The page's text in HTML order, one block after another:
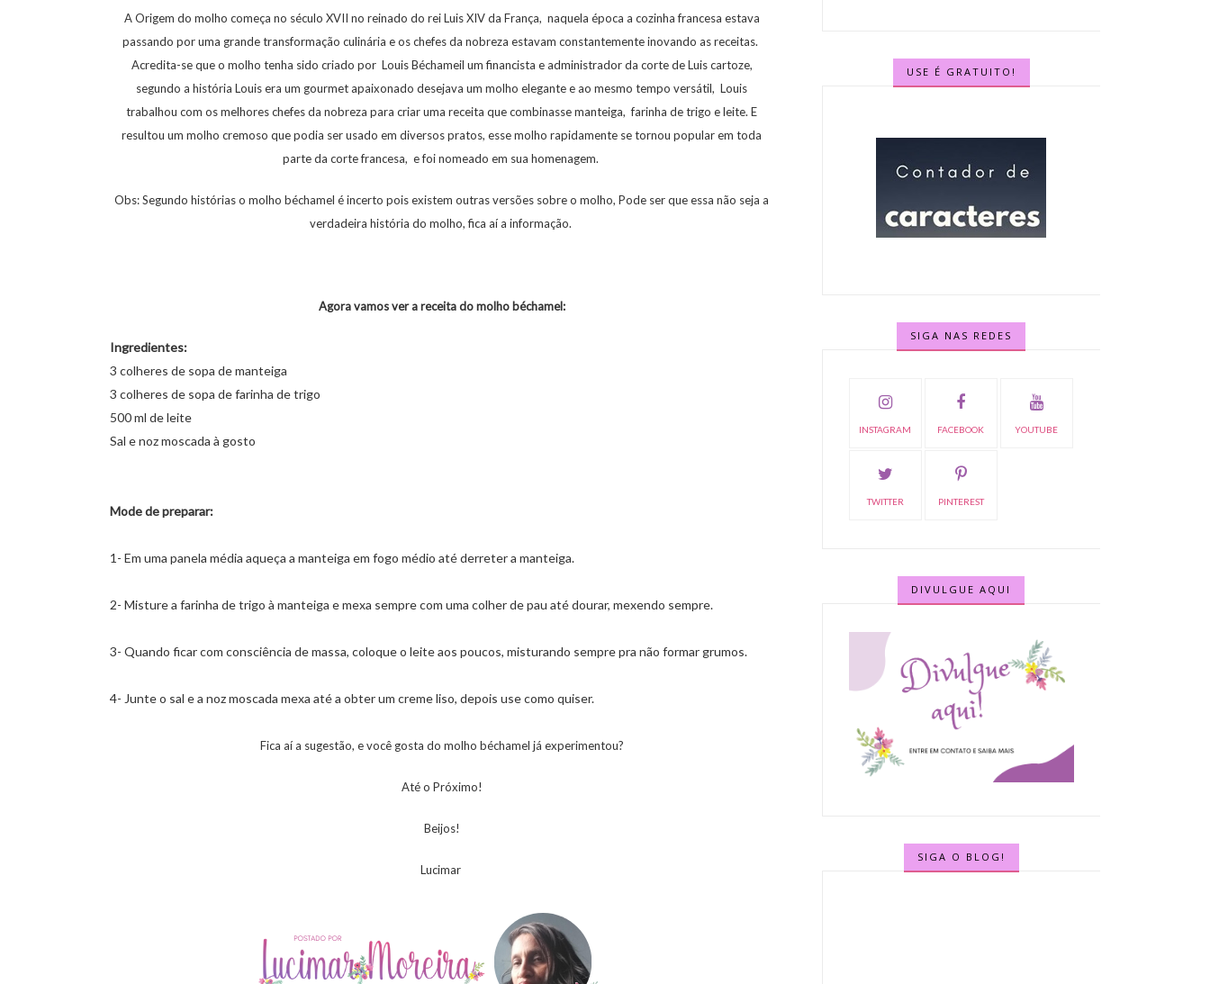
A Origem do molho começa no século XVII no reinado do rei Luis XIV da França, naquela época a cozinha francesa estava
passando por uma grande transformação culinária e os chefes da nobreza estavam constantemente inovando as receitas.
Acredita-se que o molho tenha sido criado por Louis Béchameil um financista e administrador da corte de Luis cartoze,
segundo a história Louis era um gourmet apaixonado desejava um molho elegante e ao mesmo tempo versátil, Louis
trabalhou com os melhores chefes da nobreza para criar uma receita que combinasse manteiga, farinha de trigo e leite. E
resultou um molho cremoso que podia ser usado em diversos pratos, esse molho rapidamente se tornou popular em toda
parte da corte francesa, e foi nomeado em sua homenagem.
Obs: Segundo histórias o molho béchamel é incerto pois existem outras versões sobre o molho, Pode ser que essa não seja a
verdadeira história do molho, fica aí a informação.
Agora vamos ver a receita do molho béchamel:
Ingredientes:
3 colheres de sopa de manteiga
3 colheres de sopa de farinha de trigo
500 ml de leite
Sal e noz moscada à gosto
Mode de preparar:
1- Em uma panela média aqueça a manteiga em fogo médio até derreter a manteiga.
2- Misture a farinha de trigo à manteiga e mexa sempre com uma colher de pau até dourar, mexendo sempre.
3- Quando ficar com consciência de massa, coloque o leite aos poucos, misturando sempre pra não formar grumos.
4- Junte o sal e a noz moscada mexa até a obter um creme liso, depois use como quiser.
Fica aí a sugestão, e você gosta do molho béchamel já experimentou?
Até o Próximo!
Beijos!
Lucimar
USE É GRATUITO!
SIGA NAS REDES
INSTAGRAM FACEBOOK YOUTUBE
TWITTER PINTEREST
DIVULGUE AQUI
SIGA O BLOG!